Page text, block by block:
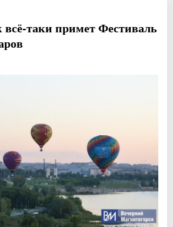
таки примет Фестиваль